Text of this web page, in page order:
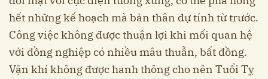
hết những kế hoạch mà bản thân dự tính từ trước.
Công việc không được thuận lợi khi mối quan hệ
với đồng nghiệp có nhiều mâu thuẫn, bất đồng.
Vận khí không được hanh thông cho nên Tuổi Tỵ